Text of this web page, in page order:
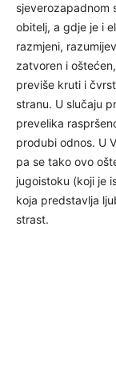
sjeverozapadnom
obitelj, a gdje je i
razmjeni,
zatvoren i
previše kruti i
stranu. U slučaju
prevelika
produbi odnos. U
pa se tako ovo
jugoistoku (koji je
koja predstavlja
strast.